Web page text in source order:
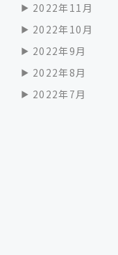
2022年11月
2022年10月
2022年9月
2022年8月
2022年7月